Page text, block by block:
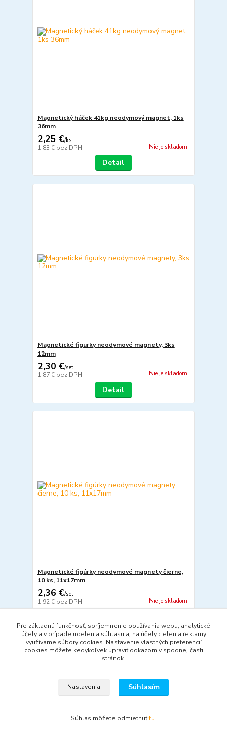
Magnetický háček 41kg neodymový magnet, 1ks
36mm
2,25 €/ks
1,83 € bez DPH Nie je skladom
Detail
Magnetické figurky neodymové magnety, 3ks
12mm
2,30 €/set
1,87 € bez DPH Nie je skladom
Detail
Magnetické figúrky neodymové magnety čierne,
10 ks, 11x17mm
2,36 €/set
1,92 € bez DPH Nie je skladom
Pre základnú funkčnosť, spríjemnenie používania webu, analytické
účely a v prípade udelenia súhlasu aj na účely cielenia reklamy
využívame súbory cookies. Nastavenie vlastných preferencií
cookies môžete kedykoľvek upraviť odkazom v spodnej časti
stránok.
Nastavenia Súhlasím
Súhlas môžete odmietnuťtu.